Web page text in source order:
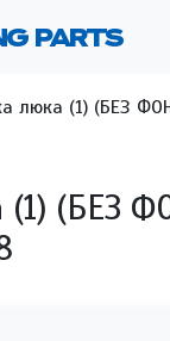
PARTS
люка (1) (БЕЗ
(1) (БЕЗ